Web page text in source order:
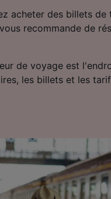
acheter des billets de
recommande de
de voyage est
les billets et les
de
activement les
de l’appareil pour
Stocker et/ou
mesure de
des publicités et du
et développement